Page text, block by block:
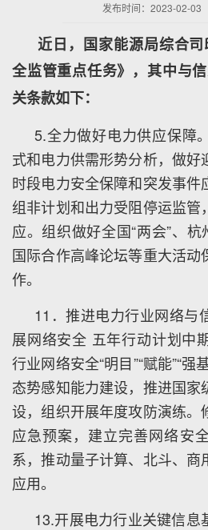
发布时间：2023-02-03
近日，国家能源局综合
全监管重点任务》，其中与
关条款如下：
5.全力做好电力供应保障
式和电力供需形势分析，做好
时段电力安全保障和突发事
组非计划和出力受阻停运监
应。组织做好全国“两会”、
国际合作高峰论坛等重大活动
作。
11．推进电力行业网络与
展网络安全 五年行动计划中
行业网络安全“明目”“赋能”“
态势感知能力建设，推进国家
设，组织开展年度攻防演练
应急预案，建立完善网络安
系，推动量子计算、北斗、
应用。
13.开展电力行业关键信息